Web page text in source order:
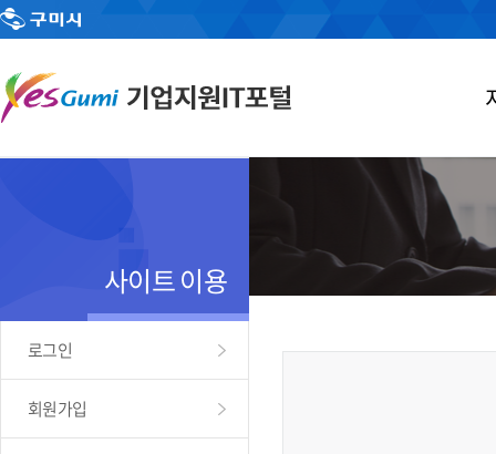
사이트 이용
로그인
회원가입